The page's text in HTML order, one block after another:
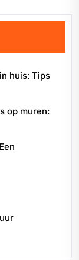
huis: Tips
op muren: